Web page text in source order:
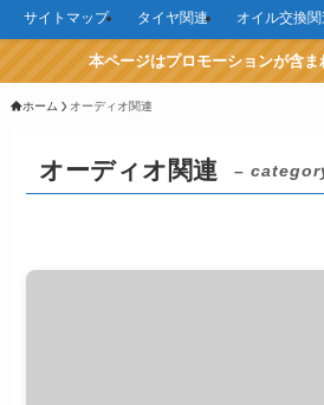
サイトマップ タイヤ関連 オイル交換
本ページはプロモーションが含ま
ホーム オーディオ関連
オーディオ関連 –